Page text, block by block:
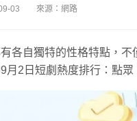
03 來源：網路
各自獨特的性格特點，不
2日短劇熱度排行：點眾